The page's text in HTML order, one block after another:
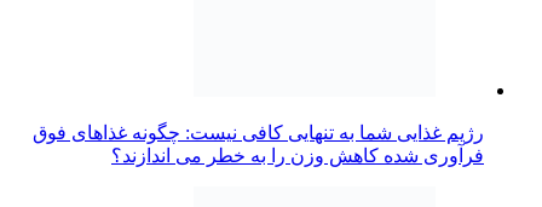
رژیم غذایی شما به تنهایی کافی نیست: چگونه غذاهای فوق
فرآوری شده کاهش وزن را به خطر می اندازند؟